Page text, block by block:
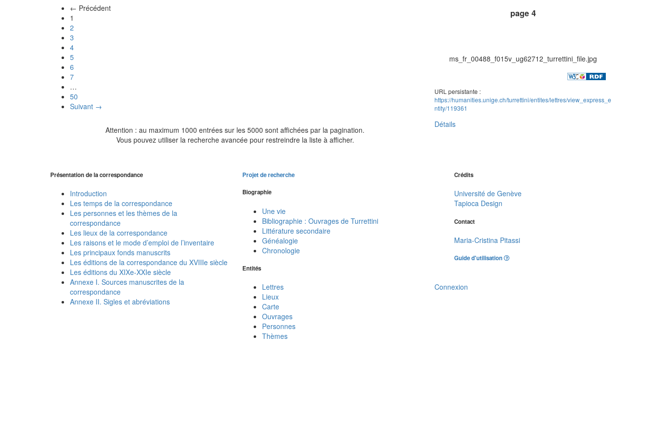
← Précédent
1
2
3
4
5
6
7
…
50
Suivant →
Attention : au maximum 1000 entrées sur les 5000 sont affichées par la pagination.
Vous pouvez utiliser la recherche avancée pour restreindre la liste à afficher.
page 4
ms_fr_00488_f015v_ug62712_turrettini_file.jpg
URL persistante :
https://humanities.unige.ch/turrettini/entites/lettres/view_express_e
ntity/119361
Détails
Présentation de la correspondance
Introduction
Les temps de la correspondance
Les personnes et les thèmes de la
correspondance
Les lieux de la correspondance
Les raisons et le mode d’emploi de l’inventaire
Les principaux fonds manuscrits
Les éditions de la correspondance du XVIIIe siècle
Les éditions du XIXe-XXIe siècle
Annexe I. Sources manuscrites de la
correspondance
Annexe II. Sigles et abréviations
Projet de recherche
Biographie
Une vie
Bibliographie : Ouvrages de Turrettini
Littérature secondaire
Généalogie
Chronologie
Entités
Lettres
Lieux
Carte
Ouvrages
Personnes
Thèmes
Crédits
Université de Genève
Tapioca Design
Contact
Maria-Cristina Pitassi
Guide d'utilisation
Connexion